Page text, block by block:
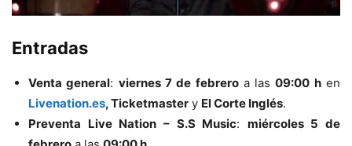
Entradas
Venta general: viernes 7 de febreroa las09:00 hen
Livenation.es, Ticketmaster y El Corte Inglés.
Preventa Live Nation – S.S Music: miércoles 5 de